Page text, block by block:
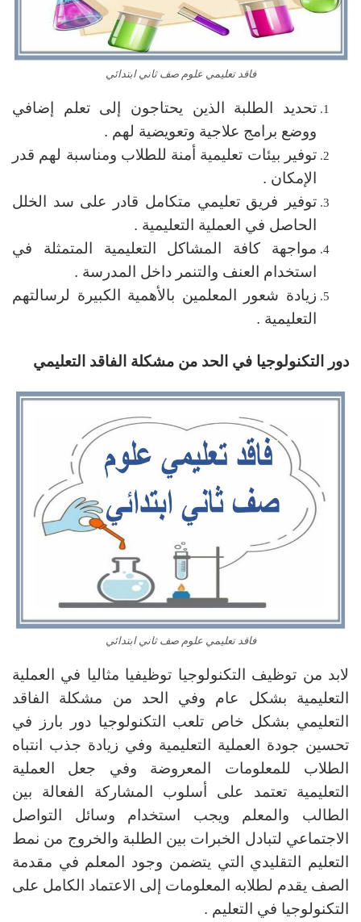
فاقد تعليمي علوم صف ثاني ابتدائي
تحديد الطلبة الذين يحتاجون إلى تعلم إضافي
ووضع برامج علاجية وتعويضية لهم .
توفير بيئات تعليمية أمنة للطلاب ومناسبة لهم قدر
الإمكان .
توفير فريق تعليمي متكامل قادر على سد الخلل
الحاصل في العملية التعليمية .
مواجهة كافة المشاكل التعليمية المتمثلة في
استخدام العنف والتنمر داخل المدرسة .
زيادة شعور المعلمين بالأهمية الكبيرة لرسالتهم
التعليمية .
دور التكنولوجيا في الحد من مشكلة الفاقد التعليمي
فاقد تعليمي علوم صف ثاني ابتدائي
لابد من توظيف التكنولوجيا توظيفيا مثاليا في العملية
التعليمية بشكل عام وفي الحد من مشكلة الفاقد
التعليمي بشكل خاص تلعب التكنولوجيا دور بارز في
تحسين جودة العملية التعليمية وفي زيادة جذب انتباه
الطلاب للمعلومات المعروضة وفي جعل العملية
التعليمية تعتمد على أسلوب المشاركة الفعالة بين
الطالب والمعلم ويجب استخدام وسائل التواصل
الاجتماعي لتبادل الخبرات بين الطلبة والخروج من نمط
التعليم التقليدي التي يتضمن وجود المعلم في مقدمة
الصف يقدم لطلابه المعلومات إلى الاعتماد الكامل على
التكنولوجيا في التعليم .